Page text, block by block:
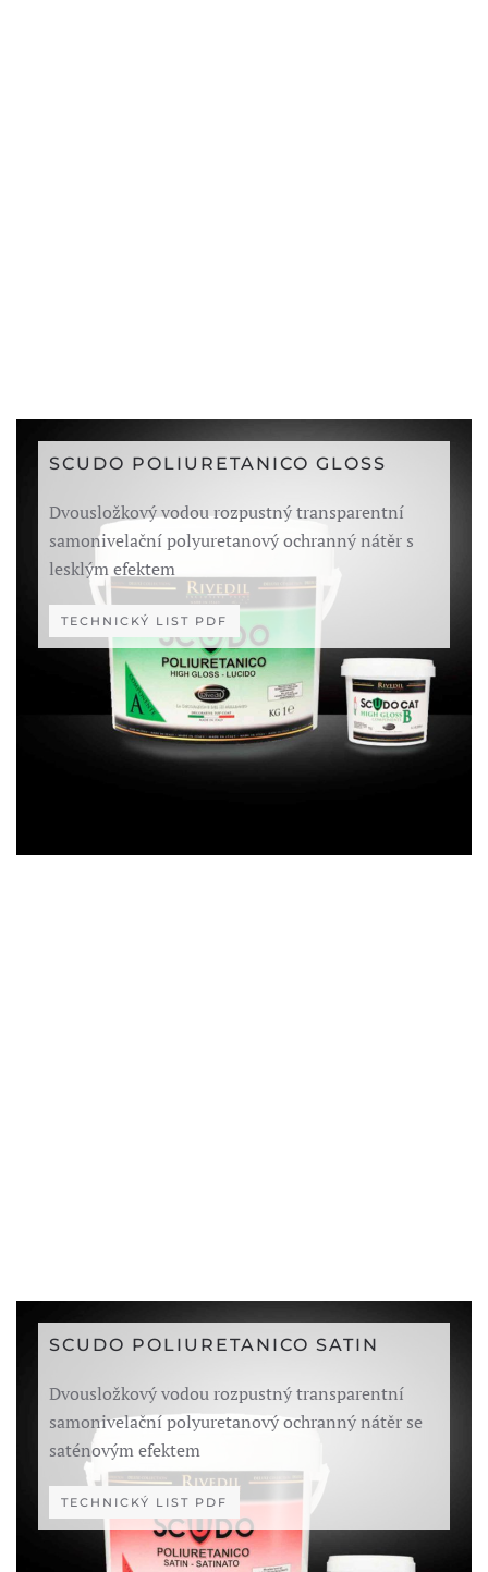
SCUDO POLIURETANICO GLOSS
Dvousložkový vodou rozpustný transparentní
samonivelační polyuretanový ochranný nátěr s
lesklým efektem
TECHNICKÝ LIST PDF
SCUDO POLIURETANICO SATIN
Dvousložkový vodou rozpustný transparentní
samonivelační polyuretanový ochranný nátěr se
saténovým efektem
TECHNICKÝ LIST PDF